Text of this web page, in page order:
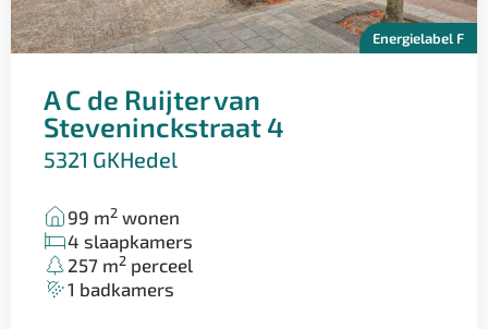
Energielabel F
A C de Ruijter van
Steveninckstraat 4
5321 GKHedel
99 m2 wonen
4 slaapkamers
257 m2 perceel
1 badkamers